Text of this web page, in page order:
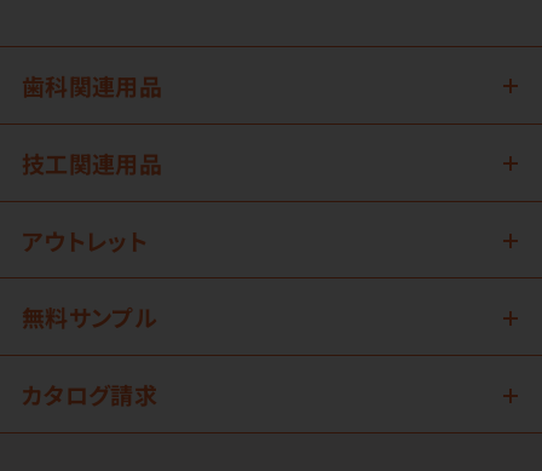
歯科関連用品
技工関連用品
アウトレット
無料サンプル
カタログ請求